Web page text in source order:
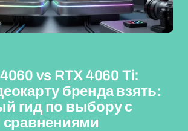
vs RTX 4060 Ti:
бренда взять:
гид по выбору с
сравнениями